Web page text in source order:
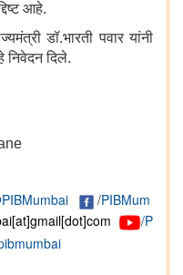
आहे.
डॉ.भारती पवार यांनी
निवेदन दिले.
/PIBMum
/P